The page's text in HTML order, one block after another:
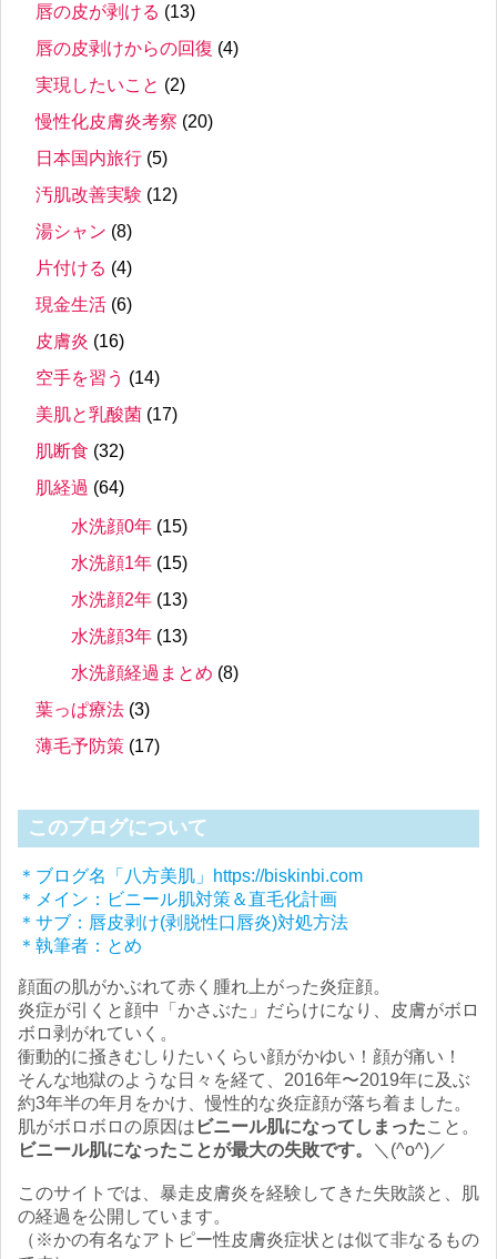
唇の皮が剥ける (13)
唇の皮剥けからの回復 (4)
実現したいこと (2)
慢性化皮膚炎考察 (20)
日本国内旅行 (5)
汚肌改善実験 (12)
湯シャン (8)
片付ける (4)
現金生活 (6)
皮膚炎 (16)
空手を習う (14)
美肌と乳酸菌 (17)
肌断食 (32)
肌経過 (64)
水洗顔0年 (15)
水洗顔1年 (15)
水洗顔2年 (13)
水洗顔3年 (13)
水洗顔経過まとめ (8)
葉っぱ療法 (3)
薄毛予防策 (17)
このブログについて
＊ブログ名「八方美肌」https://biskinbi.com
＊メイン：ビニール肌対策＆直毛化計画
＊サブ：唇皮剥け(剥脱性口唇炎)対処方法
＊執筆者：とめ
顔面の肌がかぶれて赤く腫れ上がった炎症顔。
炎症が引くと顔中「かさぶた」だらけになり、皮膚がボロ
ボロ剥がれていく。
衝動的に掻きむしりたいくらい顔がかゆい！顔が痛い！
そんな地獄のような日々を経て、2016年〜2019年に及ぶ
約3年半の年月をかけ、慢性的な炎症顔が落ち着ました。
肌がボロボロの原因は ビニール肌になってしまったこと。
ビニール肌になったことが最大の失敗です。
＼(^o^)／
このサイトでは、暴走皮膚炎を経験してきた失敗談と、肌
の経過を公開しています。
（※かの有名なアトピー性皮膚炎症状とは似て非なるもの